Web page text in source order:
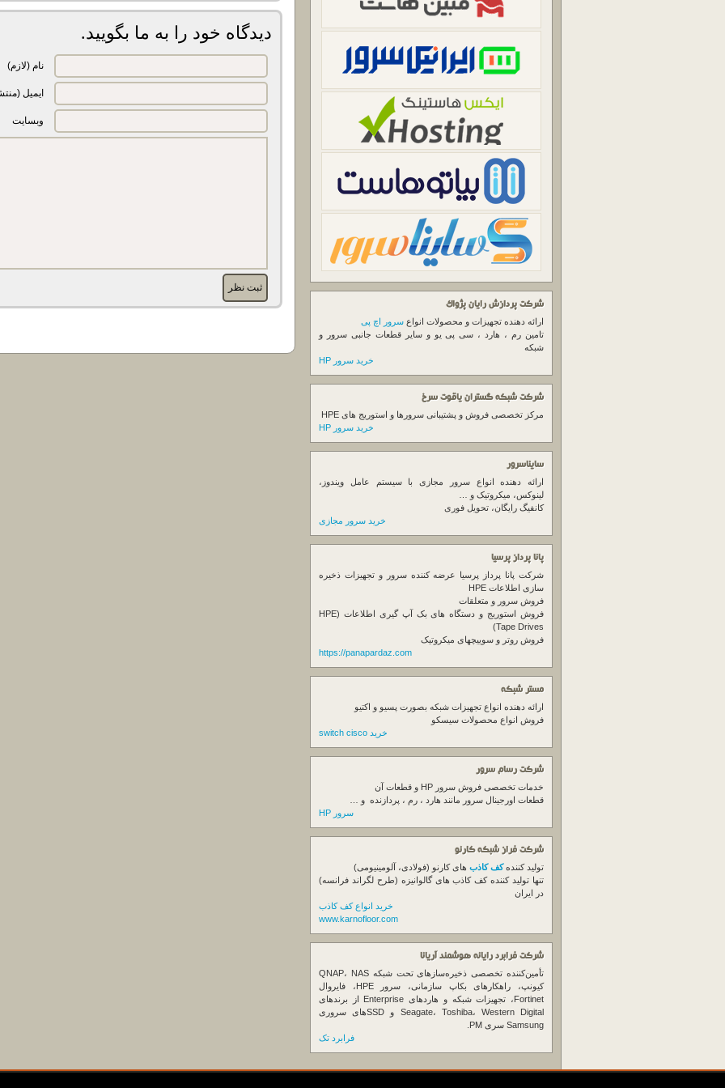
شرکت پردازش رایان پژواک
ارائه دهنده تجهیزات و محصولات انواع سرور اچ پی
تامین رم ، هارد ، سی پی یو و سایر قطعات جانبی سرور و
شبکه
خرید سرور HP
شرکت شبکه گستران یاقوت سرخ
مرکز تخصصی فروش و پشتیبانی سرورها و استوریج های HPE
خرید سرور HP
سایناسرور
ارائه دهنده انواع سرور مجازی با سیستم عامل ویندوز،
لینوکس، میکروتیک و …
کانفیگ رایگان، تحویل فوری
خرید سرور مجازی
پانا پرداز پرسیا
شرکت پانا پرداز پرسیا عرضه کننده سرور و تجهیزات ذخیره
سازی اطلاعات HPE
فروش سرور و متعلقات
فروش استوریج و دستگاه های بک آپ گیری اطلاعات (HPE
Tape Drives)
فروش روتر و سوییچهای میکروتیک
https://panapardaz.com
مستر شبکه
ارائه دهنده انواع تجهیزات شبکه بصورت پسیو و اکتیو
فروش انواع محصولات سیسکو
خرید switch cisco
شرکت رسام سرور
خدمات تخصصی فروش سرور
قطعات اورجینال سرور مانند هارد ، رم ، پردازنده و …
سرور HP
شرکت فراز شبکه کارنو
تولید کنندهکف کاذب های کارنو (فولادی، آلومینیومی)
تنها تولید کننده کف کاذب های گالوانیزه (طرح لگراند فرانسه)
در ایران
خرید انواع کف کاذب
www.karnofloor.com
شرکت فرابرد رایانه هوشمند آریانا
تأمین‌کننده تخصصی ذخیره‌سازهای تحت شبکه QNAP، NAS
کیونپ، راهکارهای بکاپ سازمانی، سرور HPE، فایروال
Fortinet، تجهیزات شبکه و هاردهای Enterprise از برندهای
Seagate، Toshiba، Western Digital و SSDهای سروری
Samsung سری PM.
فرابرد تک
دیدگاه خود را به ما بگویید.
نام (لازم)
ایمیل
وبسایت